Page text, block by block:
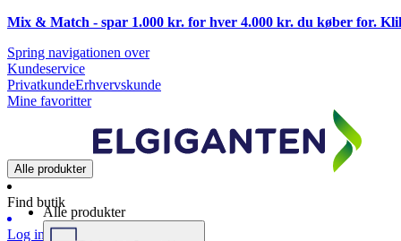
Mix & Match - spar 1.000 kr. for hver 4.000 kr. du køber for.
Spring navigationen over
Kundeservice
PrivatkundeErhvervskunde
Mine favoritter
Alle produkter
Find butik
Log ind
Alle produkter